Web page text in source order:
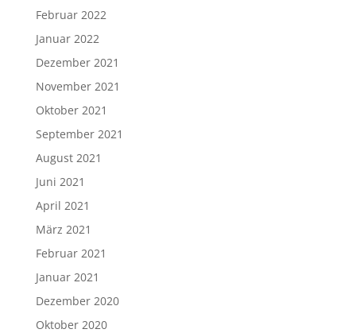
Februar 2022
Januar 2022
Dezember 2021
November 2021
Oktober 2021
September 2021
August 2021
Juni 2021
April 2021
März 2021
Februar 2021
Januar 2021
Dezember 2020
Oktober 2020